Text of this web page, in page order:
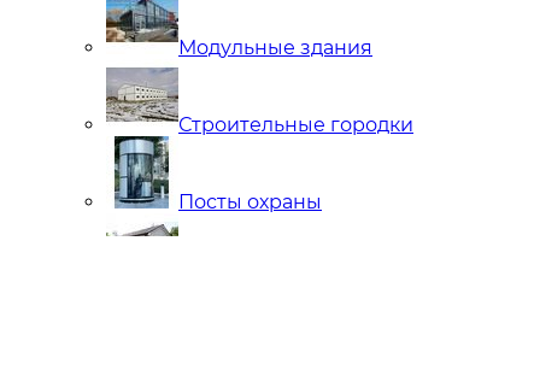
Модульные здания
Строительные городки
Посты охраны